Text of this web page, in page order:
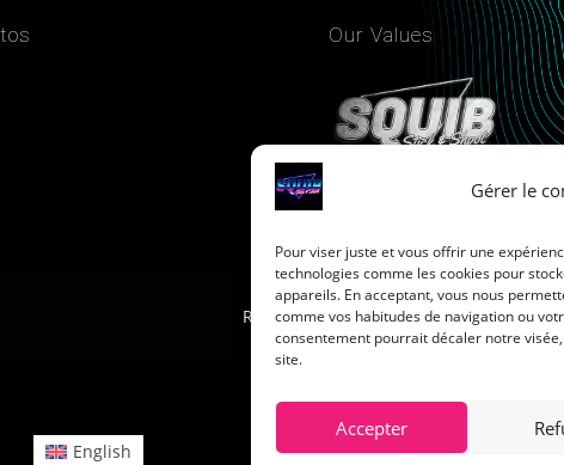
Gérer le
Pour viser juste et vous offrir une
technologies comme les cookies pour
appareils. En acceptant, vous nous
comme vos habitudes de navigation ou
consentement pourrait décaler notre
site.
Accepter
Our Values
Return Policy
English